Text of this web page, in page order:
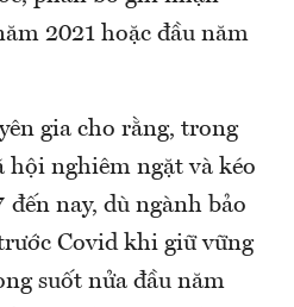
2021 hoặc đầu năm
gia cho rằng, trong
hội nghiêm ngặt và kéo
nay, dù ngành bảo
Covid khi giữ vững
suốt nửa đầu năm